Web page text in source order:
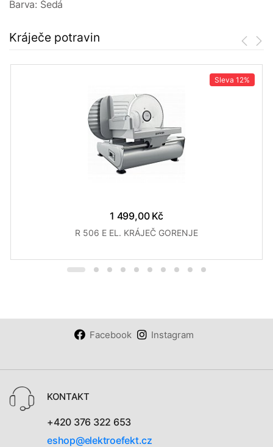
Barva: Šedá
Kráječe potravin
Sleva 12%
1 499,00 Kč
R 506 E EL. KRÁJEČ GORENJE
Facebook Instagram
KONTAKT
+420 376 322 653
eshop@elektroefekt.cz